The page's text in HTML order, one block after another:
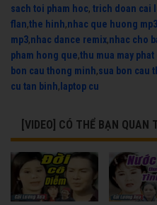
sach toi pham hoc, trich doan cai
flan,the hinh,nhac que huong mp3
mp3,nhac dance remix,nhac cho
pham hong que,thu mua may
bon cau thong minh,sua bon cau
cu tan binh, laptop cu
[VIDEO] CÓ THỂ BẠN QUAN